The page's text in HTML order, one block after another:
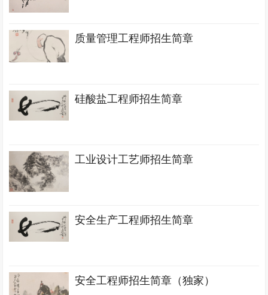
质量管理工程师招生简章
硅酸盐工程师招生简章
工业设计工艺师招生简章
安全生产工程师招生简章
安全工程师招生简章（独家）